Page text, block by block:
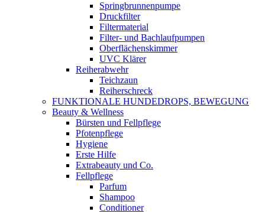
Springbrunnenpumpe
Druckfilter
Filtermaterial
Filter- und Bachlaufpumpen
Oberflächenskimmer
UVC Klärer
Reiherabwehr
Teichzaun
Reiherschreck
FUNKTIONALE HUNDEDROPS, BEWEGUNG
Beauty & Wellness
Bürsten und Fellpflege
Pfotenpflege
Hygiene
Erste Hilfe
Extrabeauty und Co.
Fellpflege
Parfum
Shampoo
Conditioner